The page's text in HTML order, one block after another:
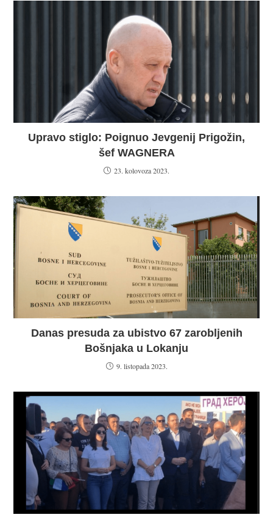
Upravo stiglo: Poignuo Jevgenij Prigožin,
šef WAGNERA
23. kolovoza 2023.
Danas presuda za ubistvo 67 zarobljenih
Bošnjaka u Lokanju
9. listopada 2023.